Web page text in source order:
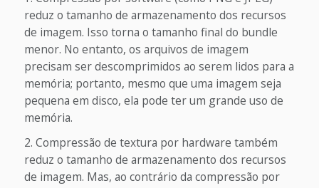
reduz o tamanho de armazenamento dos recursos
de imagem. Isso torna o tamanho final do bundle
menor. No entanto, os arquivos de imagem
precisam ser descomprimidos ao serem lidos para a
memória; portanto, mesmo que uma imagem seja
pequena em disco, ela pode ter um grande uso de
memória.
Compressão de textura por hardware também
reduz o tamanho de armazenamento dos recursos
de imagem. Mas, ao contrário da compressão por